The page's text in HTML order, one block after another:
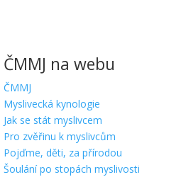
ČMMJ na webu
ČMMJ
Myslivecká kynologie
Jak se stát myslivcem
Pro zvěřinu k myslivcům
Pojďme, děti, za přírodou
Šoulání po stopách myslivosti